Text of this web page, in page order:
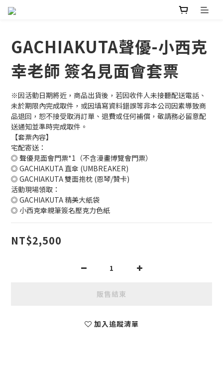
GACHIAKUTA聲優-小西克
幸老師 簽名見面會套票
※因活動日期將近，商品出貨後，若因收件人未接聽配送電話、
未於期限內完成取件，或因填寫資料錯誤等非本公司因素導致商
品退回，恕不接受取消訂單、退費或任何補償，敬請務必留意配
送通知並準時完成取件。
【套票內容】
宅配寄送：
◎ 聲優見面會門票*1（不含漫畫博覽會門票）
◎ GACHIAKUTA 直傘 (UMBREAKER)
◎ GACHIAKUTA 雙面抱枕 (恩琴/贊卡)
活動現場領取：
◎ GACHIAKUTA 精美大紙袋
◎ 小西克幸親筆簽名壓克力色紙
NT$2,500
販售結束
加入追蹤清單